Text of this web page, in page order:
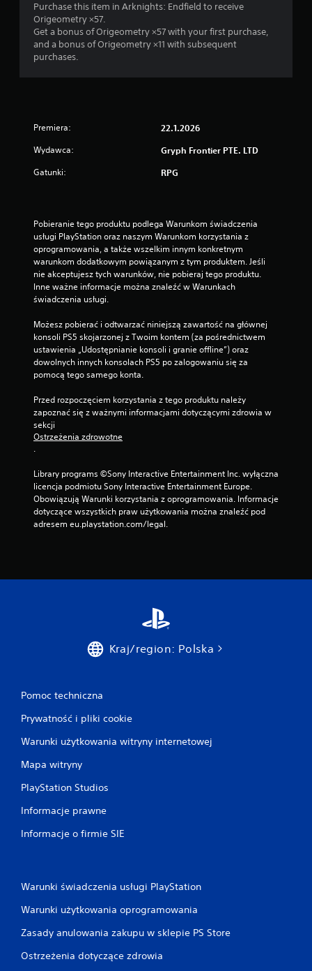
Purchase this item in Arknights: Endfield to receive
Origeometry ×57.
Get a bonus of Origeometry ×57 with your first purchase,
and a bonus of Origeometry ×11 with subsequent
purchases.
Premiera: 22.1.2026
Wydawca: Gryph Frontier PTE. LTD
Gatunki: RPG
Pobieranie tego produktu podlega Warunkom świadczenia
usługi PlayStation oraz naszym Warunkom korzystania z
oprogramowania, a także wszelkim innym konkretnym
warunkom dodatkowym powiązanym z tym produktem. Jeśli
nie akceptujesz tych warunków, nie pobieraj tego produktu.
Inne ważne informacje można znaleźć w Warunkach
świadczenia usługi.
Możesz pobierać i odtwarzać niniejszą zawartość na głównej
konsoli PS5 skojarzonej z Twoim kontem (za pośrednictwem
ustawienia „Udostępnianie konsoli i granie offline”) oraz
dowolnych innych konsolach PS5 po zalogowaniu się za
pomocą tego samego konta.
Przed rozpoczęciem korzystania z tego produktu należy
zapoznać się z ważnymi informacjami dotyczącymi zdrowia w
sekcji
Ostrzeżenia zdrowotne
.
Library programs ©Sony Interactive Entertainment Inc. wyłączna
licencja podmiotu Sony Interactive Entertainment Europe.
Obowiązują Warunki korzystania z oprogramowania. Informacje
dotyczące wszystkich praw użytkowania można znaleźć pod
adresem eu.playstation.com/legal.
Kraj/region: Polska
Pomoc techniczna
Prywatność i pliki cookie
Warunki użytkowania witryny internetowej
Mapa witryny
PlayStation Studios
Informacje prawne
Informacje o firmie SIE
Warunki świadczenia usługi PlayStation
Warunki użytkowania oprogramowania
Zasady anulowania zakupu w sklepie PS Store
Ostrzeżenia dotyczące zdrowia